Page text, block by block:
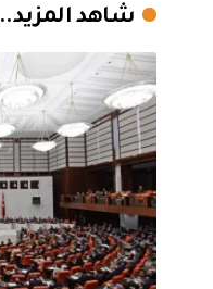
شاهد المزيد..